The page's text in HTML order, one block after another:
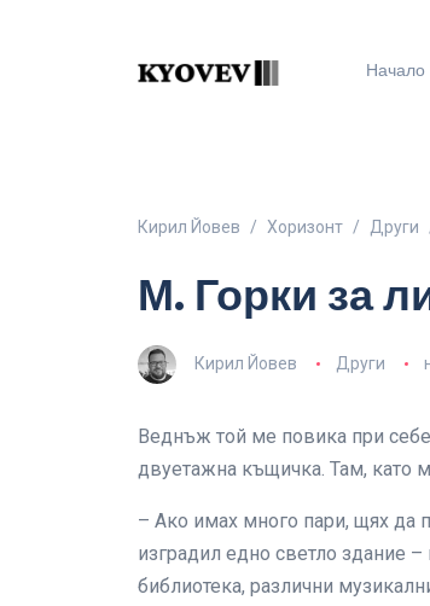
Начало
Кирил Йовев Хоризонт Други
М. Горки за
Кирил Йовев Други
Веднъж той ме повика при
двуетажна къщичка. Там, като
– Ако имах много пари, щях да
изградил едно светло здание
библиотека, различни